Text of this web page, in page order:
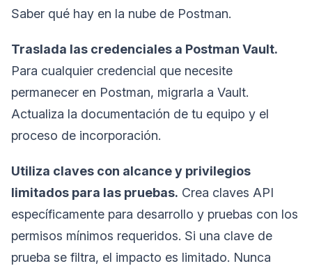
Saber qué hay en la nube de Postman.
Traslada las credenciales a Postman Vault.
Para cualquier credencial que necesite
permanecer en Postman, migrarla a Vault.
Actualiza la documentación de tu equipo y el
proceso de incorporación.
Utiliza claves con alcance y privilegios
limitados para las pruebas. Crea claves API
específicamente para desarrollo y pruebas con los
permisos mínimos requeridos. Si una clave de
prueba se filtra, el impacto es limitado. Nunca